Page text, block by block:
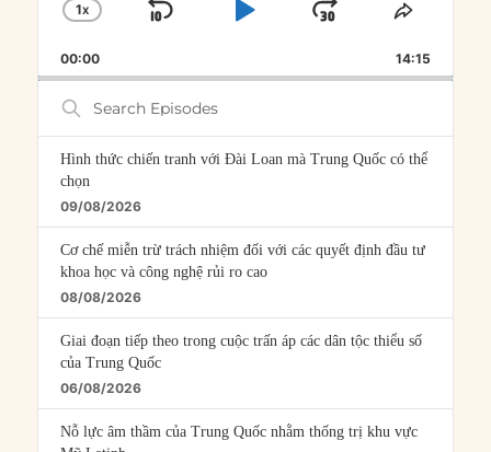
CHANGE
RATE
1X
SKIP
PLAYJUMP
FORWARD
SHARE
00:00 14:15
Search
Episodes
Hình thức chiến tranh với Đài Loan mà Trung Quốc có thể
chọn
09/08/2026
Cơ chế miễn trừ trách nhiệm đối với các quyết định đầu tư
khoa học và công nghệ rủi ro cao
08/08/2026
Giai đoạn tiếp theo trong cuộc trấn áp các dân tộc thiểu số
của Trung Quốc
06/08/2026
Nỗ lực âm thầm của Trung Quốc nhằm thống trị khu vực